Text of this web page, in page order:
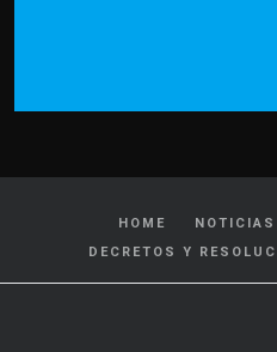
HOME NOTICIAS
DECRETOS Y